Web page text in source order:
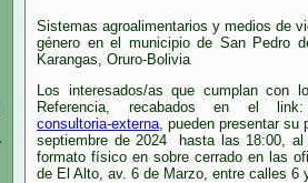
Sistemas agroalimentarios y medios de
género en el municipio de San Pedro
Karangas, Oruro-Bolivia
Los interesados/as que cumplan con
Referencia, recabados en el
consultoria-externa, pueden presentar su
septiembre de 2024 hasta las 18:00,
formato físico en sobre cerrado en las
de El Alto, av. 6 de Marzo, entre calles 6